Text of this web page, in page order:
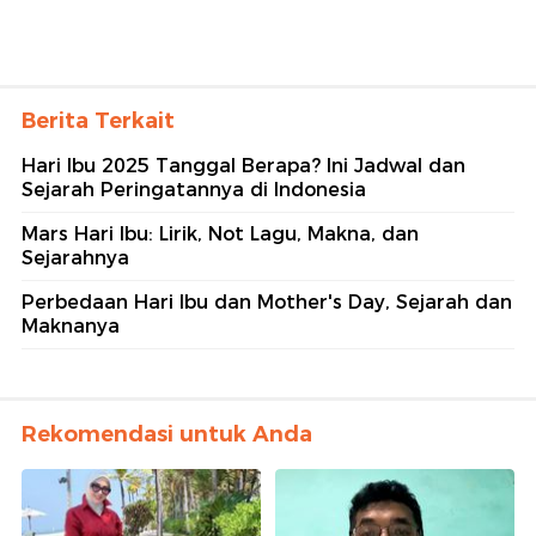
Berita Terkait
Hari Ibu 2025 Tanggal Berapa? Ini Jadwal dan
Sejarah Peringatannya di Indonesia
Mars Hari Ibu: Lirik, Not Lagu, Makna, dan
Sejarahnya
Perbedaan Hari Ibu dan Mother's Day, Sejarah dan
Maknanya
Rekomendasi untuk Anda